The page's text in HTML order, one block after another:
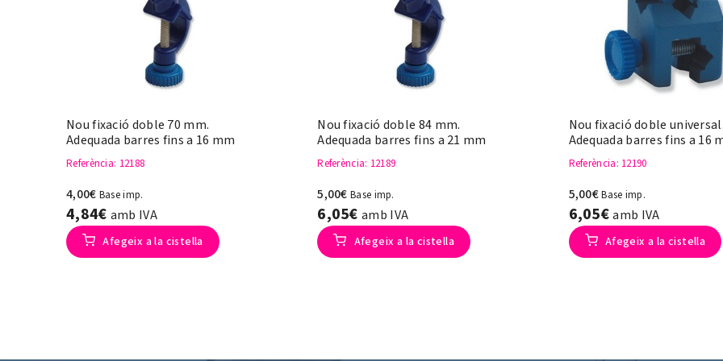
Nou fixació doble 70 mm.
Adequada barres fins a 16 mm
Referència: 12188
4,00€ Base imp.
4,84€ amb IVA
Afegeix a la cistella
Nou fixació doble 84 mm.
Adequada barres fins a 21 mm
Referència: 12189
5,00€Base imp.
6,05€amb IVA
Afegeix a la cistella
Nou fixació doble universal.
Adequada barres fins a 16
Referència: 12190
5,00€Base imp.
6,05€amb IVA
Afegeix a la cistella